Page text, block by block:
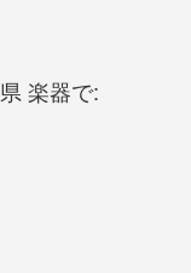
楽器で: